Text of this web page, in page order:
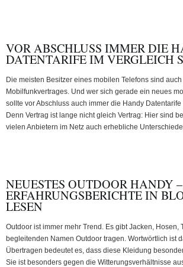
VOR ABSCHLUSS IMMER DIE
DATENTARIFE IM VERGLEICH
Die meisten Besitzer eines mobilen Telefons sind
Mobilfunkvertrages. Und wer sich gerade ein neues
sollte vor Abschluss auch immer die Handy Datentarife
Denn Vertrag ist lange nicht gleich Vertrag: Hier sind
vielen Anbietern im Netz auch erhebliche
NEUESTES OUTDOOR HANDY –
ERFAHRUNGSBERICHTE IN
LESEN
Outdoor ist immer mehr Trend. Es gibt Jacken, Hosen,
begleitenden Namen Outdoor tragen. Wortwörtlich ist
Übertragen bedeutet es, dass diese Kleidung
Sie ist besonders gegen die Witterungsverhältnisse